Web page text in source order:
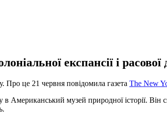
експансії і расової
це 21 червня повідомила газета The New
музей природної історії. Він